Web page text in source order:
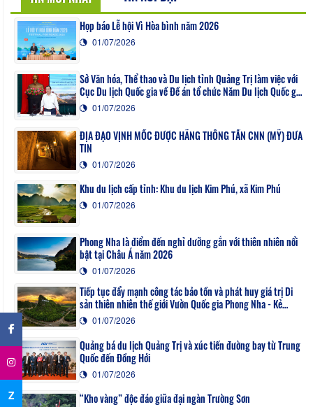
Họp báo Lễ hội Vì Hòa bình năm 2026
01/07/2026
Sở Văn hóa, Thể thao và Du lịch tỉnh Quảng Trị làm việc với
Cục Du lịch Quốc gia về Đề án tổ chức Năm Du lịch Quốc gia
- Quảng Trị 2027
01/07/2026
ĐỊA ĐẠO VỊNH MỐC ĐƯỢC HÃNG THÔNG TẤN CNN (MỸ) ĐƯA
TIN
01/07/2026
Khu du lịch cấp tỉnh: Khu du lịch Kim Phú, xã Kim Phú
01/07/2026
Phong Nha là điểm đến nghỉ dưỡng gắn với thiên nhiên nổi
bật tại Châu Á năm 2026
01/07/2026
Tiếp tục đẩy mạnh công tác bảo tồn và phát huy giá trị Di
sản thiên nhiên thế giới Vườn Quốc gia Phong Nha - Kẻ
Bàng01/07/2026
Quảng bá du lịch Quảng Trị và xúc tiến đường bay từ Trung
Quốc đến Đồng Hới
01/07/2026
“Kho vàng” độc đáo giữa đại ngàn Trường Sơn
×
Z